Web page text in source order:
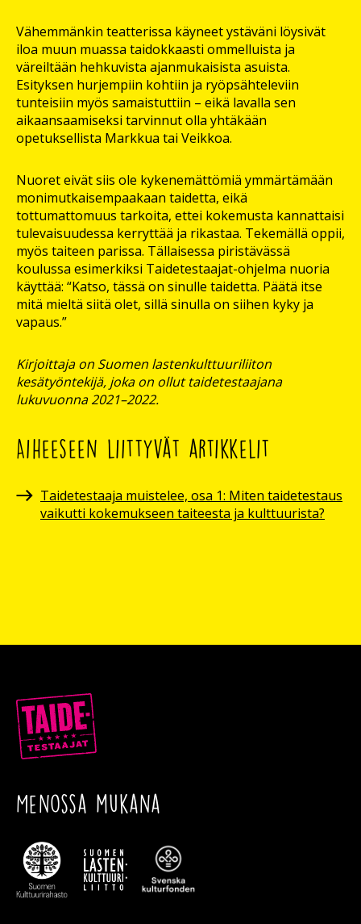
Vähemmänkin teatterissa käyneet ystäväni löysivät
iloa muun muassa taidokkaasti ommelluista ja
väreiltään hehkuvista ajanmukaisista asuista.
Esityksen hurjempiin kohtiin ja ryöpsähteleviin
tunteisiin myös samaistuttiin – eikä lavalla sen
aikaansaamiseksi tarvinnut olla yhtäkään
opetuksellista Markkua tai Veikkoa.
Nuoret eivät siis ole kykenemättömiä ymmärtämään
monimutkaisempaakaan taidetta, eikä
tottumattomuus tarkoita, ettei kokemusta kannattaisi
tulevaisuudessa kerryttää ja rikastaa. Tekemällä oppii,
myös taiteen parissa. Tällaisessa piristävässä
koulussa esimerkiksi Taidetestaajat-ohjelma nuoria
käyttää: “Katso, tässä on sinulle taidetta. Päätä itse
mitä mieltä siitä olet, sillä sinulla on siihen kyky ja
vapaus.”
Kirjoittaja on Suomen lastenkulttuuriliiton
kesätyöntekijä, joka on ollut taidetestaajana
lukuvuonna 2021–2022.
Aiheeseen liittyvät artikkelit
Taidetestaaja muistelee, osa 1: Miten taidetestaus
vaikutti kokemukseen taiteesta ja kulttuurista?
Menossa mukana